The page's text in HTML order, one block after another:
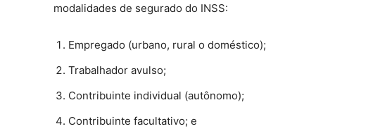
modalidades de segurado do INSS:
Empregado (urbano, rural o doméstico);
Trabalhador avulso;
Contribuinte individual (autônomo);
Contribuinte facultativo; e